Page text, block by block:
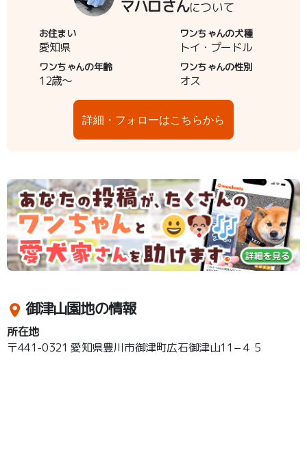
マハロさんについて
お住まい
愛知県
ワンちゃんの犬種
トイ・プードル
ワンちゃんの年齢
12歳～
ワンちゃんの性別
オス
詳細・フォローはこちらから
御津山園地の情報
所在地
〒441-0321 愛知県豊川市御津町広石御津山11−４５